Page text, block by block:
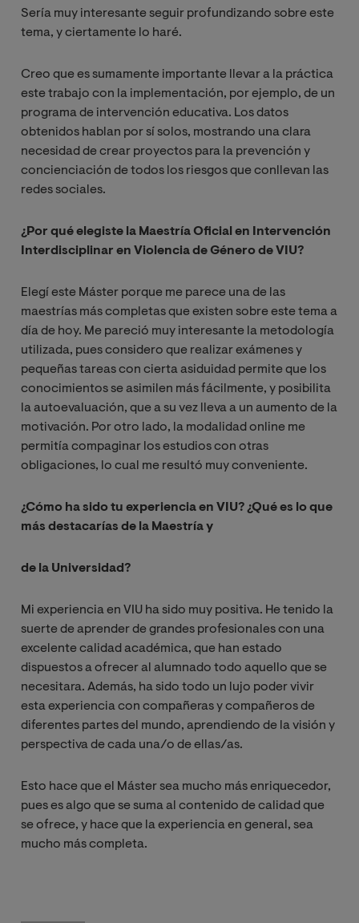
Sería muy interesante seguir profundizando sobre este
tema, y ciertamente lo haré.
Creo que es sumamente importante llevar a la práctica
este trabajo con la implementación, por ejemplo, de un
programa de intervención educativa. Los datos
obtenidos hablan por sí solos, mostrando una clara
necesidad de crear proyectos para la prevención y
concienciación de todos los riesgos que conllevan las
redes sociales.
¿Por qué elegiste la Maestría Oficial en Intervención
Interdisciplinar en Violencia de Género de VIU?
Elegí este Máster porque me parece una de las
maestrías más completas que existen sobre este tema a
día de hoy. Me pareció muy interesante la metodología
utilizada, pues considero que realizar exámenes y
pequeñas tareas con cierta asiduidad permite que los
conocimientos se asimilen más fácilmente, y posibilita
la autoevaluación, que a su vez lleva a un aumento de la
motivación. Por otro lado, la modalidad online me
permitía compaginar los estudios con otras
obligaciones, lo cual me resultó muy conveniente.
¿Cómo ha sido tu experiencia en VIU? ¿Qué es lo que
más destacarías de la Maestría y
de la Universidad?
Mi experiencia en VIU ha sido muy positiva. He tenido la
suerte de aprender de grandes profesionales con una
excelente calidad académica, que han estado
dispuestos a ofrecer al alumnado todo aquello que se
necesitara. Además, ha sido todo un lujo poder vivir
esta experiencia con compañeras y compañeros de
diferentes partes del mundo, aprendiendo de la visión y
perspectiva de cada una/o de ellas/as.
Esto hace que el Máster sea mucho más enriquecedor,
pues es algo que se suma al contenido de calidad que
se ofrece, y hace que la experiencia en general, sea
mucho más completa.